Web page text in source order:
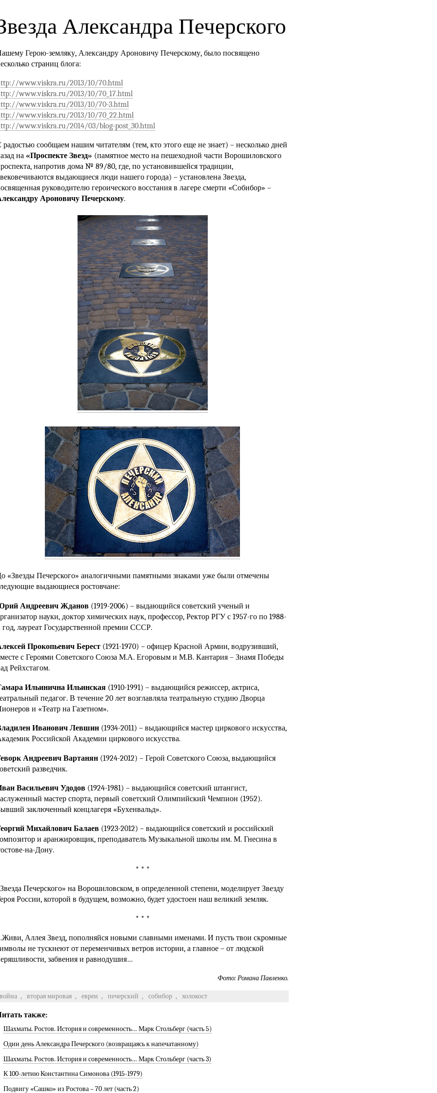
Александра Печерского
Герою-земляку, Александру Ароновичу Печерскому, было посвящено
страниц блога:
www.viskra.ru/2013/10/70.html
www.viskra.ru/2013/10/70_17.html
www.viskra.ru/2013/10/70-3.html
www.viskra.ru/2013/10/70_22.html
www.viskra.ru/2014/03/blog-post_30.html
радостью сообщаем нашим читателям (тем, кто этого еще не знает) – несколько дней
на «Проспекте Звезд» (памятное место на пешеходной части Ворошиловского
напротив дома № 89/80, где, по установившейся традиции,
выдающиеся люди нашего города) – установлена Звезда,
руководителю героического восстания в лагере смерти «Собибор» –
Ароновичу Печерскому.
«Звезды Печерского» аналогичными памятными знаками уже были отмечены
выдающиеся ростовчане:
Андреевич Жданов (1919-2006) – выдающийся советский ученый и
науки, доктор химических наук, профессор, Ректор РГУ с 1957-го по 1988-
год, лауреат Государственной премии СССР.
Прокопьевич Берест (1921-1970) – офицер Красной Армии, водрузивший,
с Героями Советского Союза М.А. Егоровым и М.В. Кантария – Знамя Победы
Рейхстагом.
Ильинична Ильинская (1910-1991) – выдающийся режиссер, актриса,
педагог. В течение 20 лет возглавляла театральную студию Дворца
и «Театр на Газетном».
Иванович Левшин (1934-2011) – выдающийся мастер циркового искусства,
Российской Академии циркового искусства.
Андреевич Вартанян (1924-2012) – Герой Советского Союза, выдающийся
разведчик.
Васильевич Удодов (1924-1981) – выдающийся советский штангист,
мастер спорта, первый советский Олимпийский Чемпион (1952).
заключенный концлагеря «Бухенвальд».
Михайлович Балаев (1923-2012) – выдающийся советский и российский
и аранжировщик, преподаватель Музыкальной школы им. М. Гнесина в
на-Дону.
* * *
Печерского» на Ворошиловском, в определенной степени, моделирует Звезду
России, которой в будущем, возможно, будет удостоен наш великий земляк.
* * *
Аллея Звезд, пополняйся новыми славными именами. И пусть твои скромные
не тускнеют от переменчивых ветров истории, а главное – от людской
забвения и равнодушия…
Фото: Романа Павленко.
война , вторая мировая , евреи , печерский , собибор , холокост
также:
Шахматы. Ростов. История и современность… Марк Стольберг (часть 5)
Один день Александра Печерского (возвращаясь к напечатанному)
Шахматы. Ростов. История и современность… Марк Стольберг (часть 3)
К 100-летию Константина Симонова (1915-1979)
Подвигу «Сашко» из Ростова – 70 лет (часть 2)